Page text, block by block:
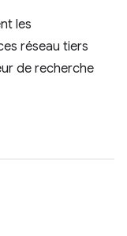
les
réseau tiers
de recherche